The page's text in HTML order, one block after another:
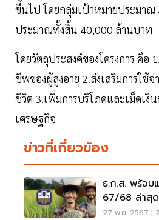
ขึ้นไป โดยกลุ่มเป้าหมายประมาณ
ประมาณทั้งสิ้น 40,000 ล้านบาท
โดยวัตถุประสงค์ของโครงการ คือ
ชีพของผู้สูงอายุ 2.ส่งเสริมการใช้
ชีวิต 3.เพิ่มการบริโภคและเม็ดเงิ
เศรษฐกิจ
ข่าวที่เกี่ยวข้อง
ธ.ก.ส. พร้อม
67/68 ล่าสุ
สอบสิทธิ
27 พ.ย. 2567 |